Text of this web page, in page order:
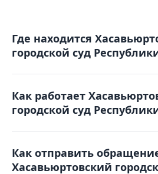
Где находится
городской суд
Дагестан расположен по
Республика Дагестан, г.
Как работает
городской суд
18-00. Обеденный перерыв с 13-
Выходные дни: суббота,
Как отправить
Хасавьюртовский